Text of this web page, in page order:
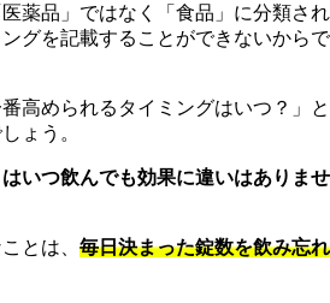
薬品」ではなく「食品」に分類され
グを記載することができないからで
高められるタイミングはいつ？」と
ょう。
いつ飲んでも効果に違いはありませ
とは、 毎日決まった錠数を飲み忘れ